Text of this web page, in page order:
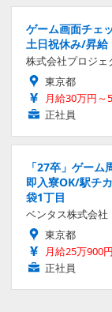
ゲーム画面チェ
土日祝休み/昇給
株式会社プロジェ
東京都
月給30万円～
正社員
「27卒」ゲー
即入寮OK/駅チ
袋1丁目
ベンタス株式会社
東京都
月給25万900
正社員